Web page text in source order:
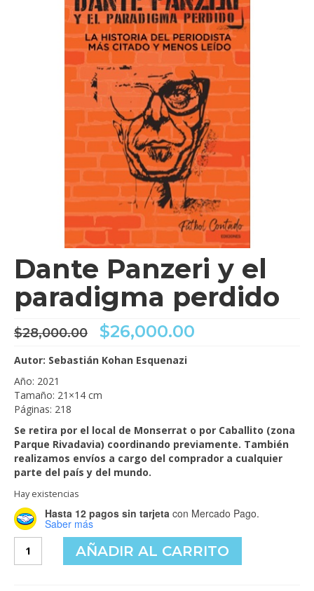
Videos
Tienda
Dante Panzeri y el
paradigma perdido
$28,000.00 El
precio
original
$26,000.00
Autor: Sebastián Kohan Esquenazi
Año: 2021
Tamaño: 21×14 cm
Páginas: 218
Se retira por el local de Monserrat o por Caballito (zona
Parque Rivadavia) coordinando previamente. También
realizamos envíos a cargo del comprador a cualquier
parte del país y del mundo.
Hay existencias
Hasta 12 pagos sin tarjeta con Mercado Pago.
Saber más
Panzeri
AÑADIR AL CARRITO